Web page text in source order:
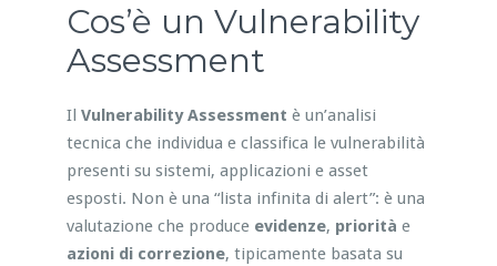
Cos’è un Vulnerability
Assessment
Il Vulnerability Assessment è un’analisi
tecnica che individua e classifica le vulnerabilità
presenti su sistemi, applicazioni e asset
esposti. Non è una “lista infinita di alert”: è una
valutazione che produce evidenze, priorità e
azioni di correzione, tipicamente basata su